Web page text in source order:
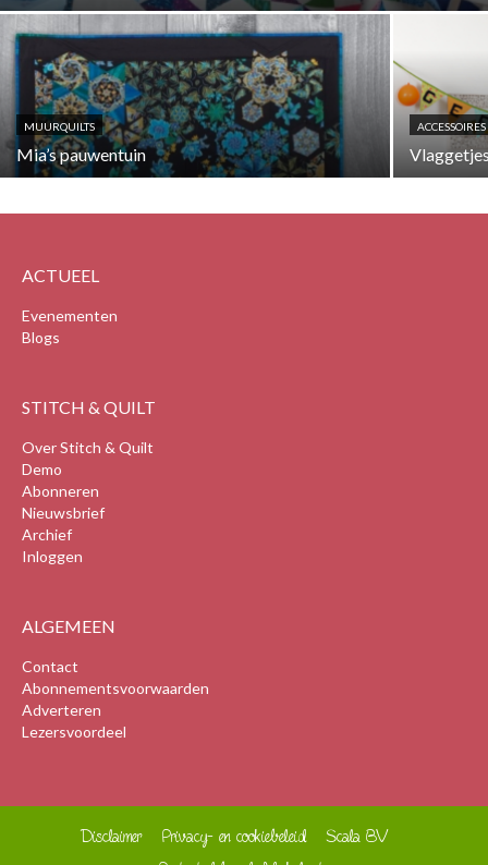
MUURQUILTS
Mia’s pauwentuin
ACCESSOIRES
ACTUEEL
Evenementen
Blogs
STITCH & QUILT
Over Stitch & Quilt
Demo
Abonneren
Nieuwsbrief
Archief
Inloggen
ALGEMEEN
Contact
Abonnementsvoorwaarden
Adverteren
Lezersvoordeel
Disclaimer Privacy- en cookiebeleid
Scala BV